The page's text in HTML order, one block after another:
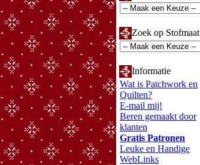
Zoek op Stofmaat
Informatie
Wat is Patchwork en
Quilten?
E-mail mij!
Beren gemaakt door
klanten
Gratis Patronen
Leuke en Handige
WebLinks